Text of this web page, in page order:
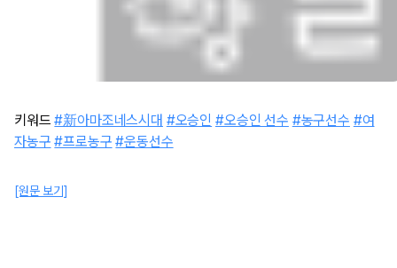
키워드#新아마조네스시대 #오승인 #오승인 선수 #농구선수 #여
자농구 #프로농구 #운동선수
[원문 보기]